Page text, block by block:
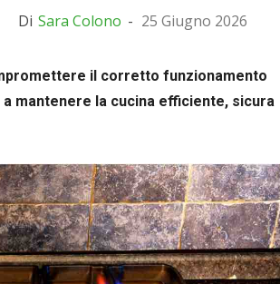
Di Sara Colono - 25 Giugno 2026
il corretto funzionamento
mantenere la cucina efficiente, sicura